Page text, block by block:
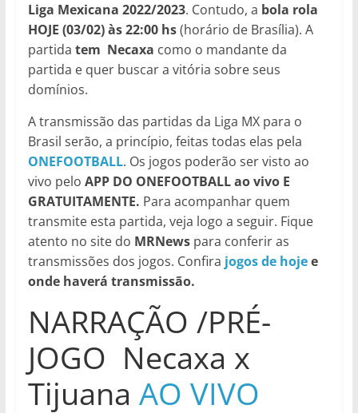
Liga Mexicana 2022/2023. Contudo, a bola rola
HOJE (03/02)às 22:00 hs(horário de Brasília). A
partida tem Necaxa como o mandante da
partida e quer buscar a vitória sobre seus
domínios.
A transmissão das partidas da Liga MX para o
Brasil serão, a princípio, feitas todas elas pela
ONEFOOTBALL. Os jogos poderão ser visto ao
vivo pelo APP DO ONEFOOTBALL ao vivo E
GRATUITAMENTE. Para acompanhar quem
transmite esta partida, veja logo a seguir. Fique
atento no site do MRNewspara conferir as
transmissões dos jogos. Confira jogos de hojee
onde haverá transmissão.
NARRAÇÃO /PRÉ-
JOGO Necaxa x
Tijuana AO VIVO